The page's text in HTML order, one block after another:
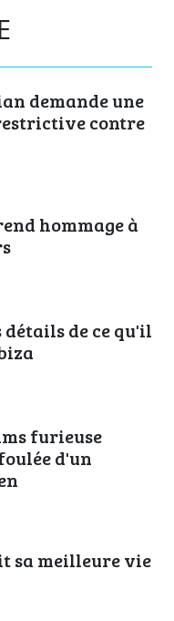
demande une
contre
hommage à
détails de ce qu'il
furieuse
d'un
sa meilleure vie